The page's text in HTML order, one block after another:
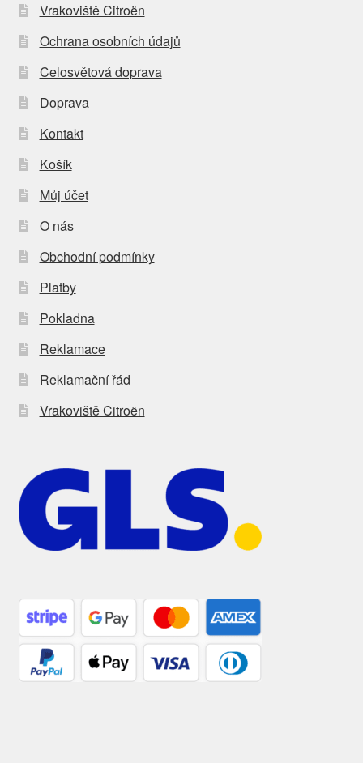
Vrakoviště Citroën
Ochrana osobních údajů
Celosvětová doprava
Doprava
Kontakt
Košík
Můj účet
O nás
Obchodní podmínky
Platby
Pokladna
Reklamace
Reklamační řád
Vrakoviště Citroën